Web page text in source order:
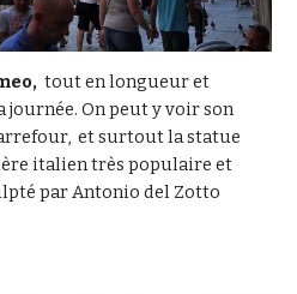
  tout en longueur et
On peut y voir son
et surtout la statue
italien très populaire et
par Antonio del Zotto